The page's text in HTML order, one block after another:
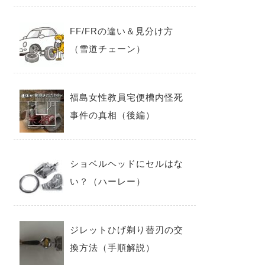
FF/FRの違い＆見分け方
（雪道チェーン）
福島女性教員宅便槽内怪死
事件の真相（後編）
ショベルヘッドにセルはな
い？（ハーレー）
ジレットひげ剃り替刃の交
換方法（手順解説）